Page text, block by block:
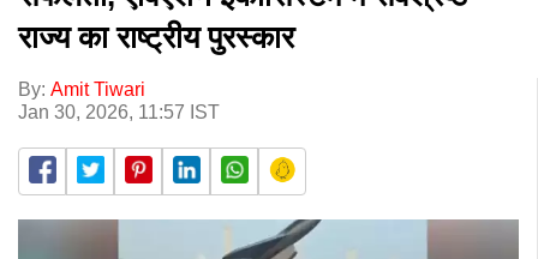
राज्य का राष्ट्रीय पुरस्कार
By: Amit Tiwari
Jan 30, 2026, 11:57 IST